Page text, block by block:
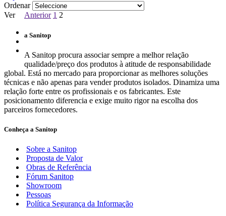
Ordenar
Ver
Anterior 1 2
a Sanitop
A Sanitop procura associar sempre a melhor relação
qualidade/preço dos produtos à atitude de responsabilidade
global. Está no mercado para proporcionar as melhores soluções
técnicas e não apenas para vender produtos isolados. Dinamiza uma
relação forte entre os profissionais e os fabricantes. Este
posicionamento diferencia e exige muito rigor na escolha dos
parceiros fornecedores.
Conheça a Sanitop
Sobre a Sanitop
Proposta de Valor
Obras de Referência
Fórum Sanitop
Showroom
Pessoas
Política Segurança da Informação